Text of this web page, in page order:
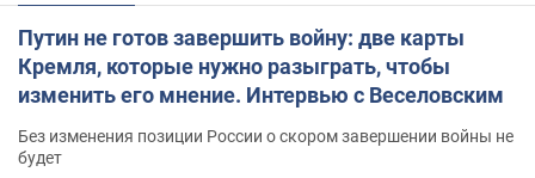
Путин не готов завершить войну: две карты
Кремля, которые нужно разыграть, чтобы
изменить его мнение. Интервью с Веселовским
Без изменения позиции России о скором завершении войны не
будет